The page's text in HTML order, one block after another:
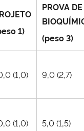
1)
PROVA DE
(peso 3)
(1,0) 9,0 (2,7)
(1,0) 5,0 (1,5)